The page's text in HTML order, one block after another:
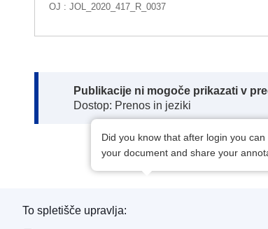
OJ : JOL_2020_417_R_0037
Note:
Publikacije ni mogoče prikazati v
Dostop: Prenos in jeziki
Did you know that after login you
your document and share your
To spletišče upravlja: